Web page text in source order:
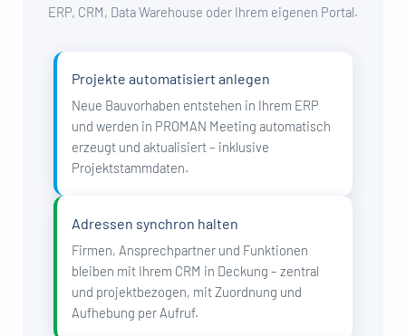
ERP, CRM, Data Warehouse oder Ihrem eigenen Portal.
Projekte automatisiert anlegen
Neue Bauvorhaben entstehen in Ihrem ERP
und werden in PROMAN Meeting automatisch
erzeugt und aktualisiert – inklusive
Projektstammdaten.
Adressen synchron halten
Firmen, Ansprechpartner und Funktionen
bleiben mit Ihrem CRM in Deckung – zentral
und projektbezogen, mit Zuordnung und
Aufhebung per Aufruf.